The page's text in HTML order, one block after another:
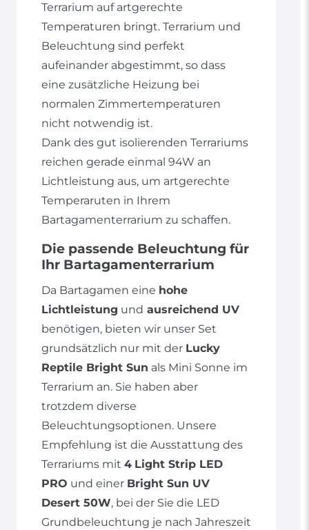
Terrarium auf artgerechte
Temperaturen bringt. Terrarium und
Beleuchtung sind perfekt
aufeinander abgestimmt, so dass
eine zusätzliche Heizung bei
normalen Zimmertemperaturen
nicht notwendig ist.
Dank des gut isolierenden Terrariums
reichen gerade einmal 94W an
Lichtleistung aus, um artgerechte
Temperaruten in Ihrem
Bartagamenterrarium zu schaffen.
Die passende Beleuchtung für
Ihr Bartagamenterrarium
Da Bartagamen eine hohe
Lichtleistung und ausreichend UV
benötigen, bieten wir unser Set
grundsätzlich nur mit der Lucky
Reptile Bright Sun als Mini Sonne im
Terrarium an. Sie haben aber
trotzdem diverse
Beleuchtungsoptionen. Unsere
Empfehlung ist die Ausstattung des
Terrariums mit 4 Light Strip LED
PRO und einer Bright Sun UV
Desert 50W, bei der Sie die LED
Grundbeleuchtung je nach Jahreszeit